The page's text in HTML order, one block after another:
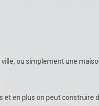
ou simplement une
en plus on peut construire